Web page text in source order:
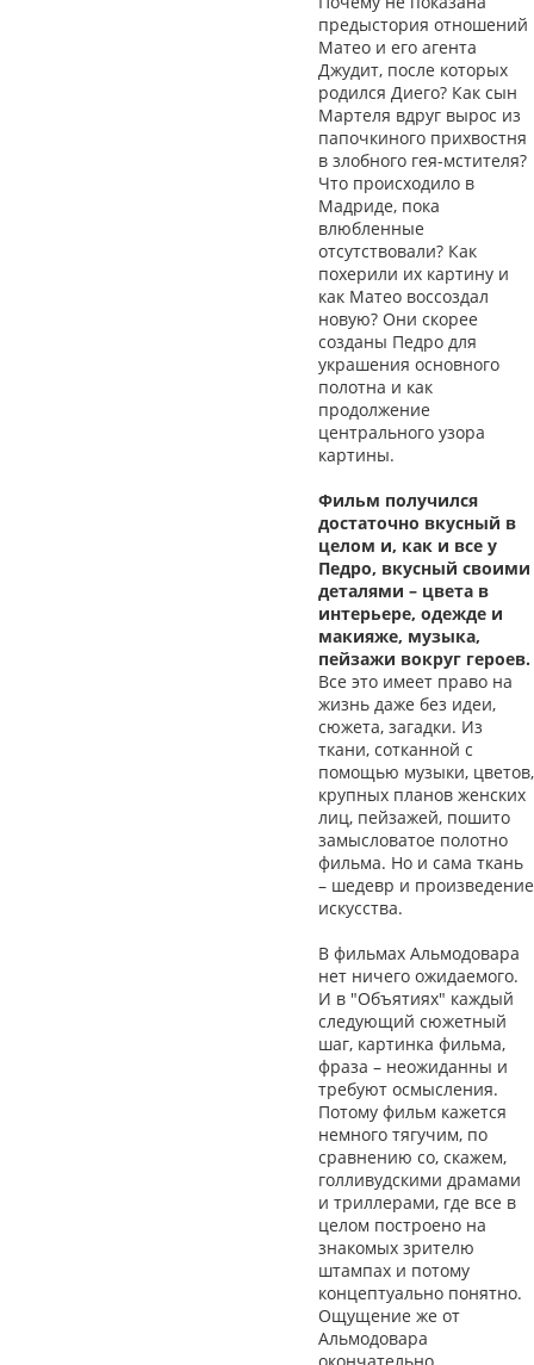
предыстория отношений
Матео и его агента
Джудит, после которых
родился Диего? Как сын
Мартеля вдруг вырос из
папочкиного прихвостня
в злобного гея-мстителя?
Что происходило в
Мадриде, пока
влюбленные
отсутствовали? Как
похерили их картину и
как Матео воссоздал
новую? Они скорее
созданы Педро для
украшения основного
полотна и как
продолжение
центрального узора
картины.
Фильм получился
достаточно вкусный в
целом и, как и все у
Педро, вкусный своими
деталями – цвета в
интерьере, одежде и
макияже, музыка,
пейзажи вокруг героев.
Все это имеет право на
жизнь даже без идеи,
сюжета, загадки. Из
ткани, сотканной с
помощью музыки, цветов,
крупных планов женских
лиц, пейзажей, пошито
замысловатое полотно
фильма. Но и сама ткань
– шедевр и произведение
искусства.
В фильмах Альмодовара
нет ничего ожидаемого.
И в "Объятиях" каждый
следующий сюжетный
шаг, картинка фильма,
фраза – неожиданны и
требуют осмысления.
Потому фильм кажется
немного тягучим, по
сравнению со, скажем,
голливудскими драмами
и триллерами, где все в
целом построено на
знакомых зрителю
штампах и потому
концептуально понятно.
Ощущение же от
Альмодовара